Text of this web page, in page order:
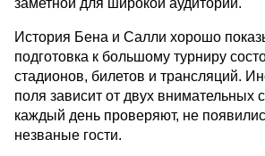
заметной для широкой аудитории.
История Бена и Салли хорошо
подготовка к большому турниру
стадионов, билетов и трансляций.
поля зависит от двух внимательных
каждый день проверяют, не
незваные гости.